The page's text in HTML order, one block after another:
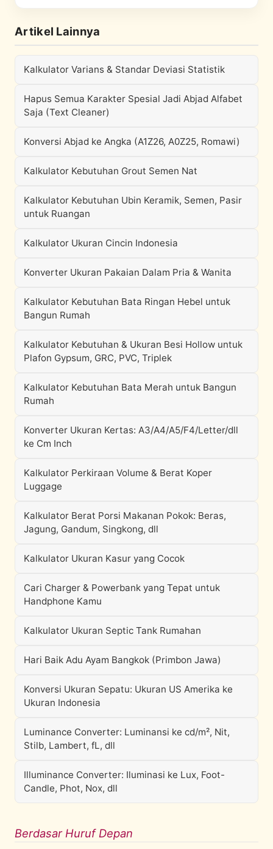
Artikel Lainnya
Kalkulator Varians & Standar Deviasi Statistik
Hapus Semua Karakter Spesial Jadi Abjad Alfabet
Saja (Text Cleaner)
Konversi Abjad ke Angka (A1Z26, A0Z25, Romawi)
Kalkulator Kebutuhan Grout Semen Nat
Kalkulator Kebutuhan Ubin Keramik, Semen, Pasir
untuk Ruangan
Kalkulator Ukuran Cincin Indonesia
Konverter Ukuran Pakaian Dalam Pria & Wanita
Kalkulator Kebutuhan Bata Ringan Hebel untuk
Bangun Rumah
Kalkulator Kebutuhan & Ukuran Besi Hollow untuk
Plafon Gypsum, GRC, PVC, Triplek
Kalkulator Kebutuhan Bata Merah untuk Bangun
Rumah
Konverter Ukuran Kertas: A3/A4/A5/F4/Letter/dll
ke Cm Inch
Kalkulator Perkiraan Volume & Berat Koper
Luggage
Kalkulator Berat Porsi Makanan Pokok: Beras,
Jagung, Gandum, Singkong, dll
Kalkulator Ukuran Kasur yang Cocok
Cari Charger & Powerbank yang Tepat untuk
Handphone Kamu
Kalkulator Ukuran Septic Tank Rumahan
Hari Baik Adu Ayam Bangkok (Primbon Jawa)
Konversi Ukuran Sepatu: Ukuran US Amerika ke
Ukuran Indonesia
Luminance Converter: Luminansi ke cd/m², Nit,
Stilb, Lambert, fL, dll
Illuminance Converter: Iluminasi ke Lux, Foot-
Candle, Phot, Nox, dll
Berdasar Huruf Depan